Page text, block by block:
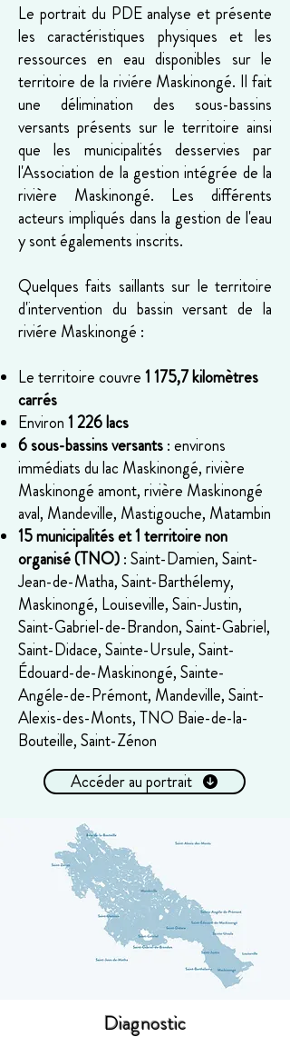
Le portrait du PDE analyse et présente
les caractéristiques physiques et les
ressources en eau disponibles sur le
territoire de la riviére Maskinongé. Il fait
une délimination des sous-bassins
versants présents sur le territoire ainsi
que les municipalités desservies par
l'Association de la gestion intégrée de la
rivière Maskinongé. Les différents
acteurs impliqués dans la gestion de l'eau
y sont égalements inscrits.
Quelques faits saillants sur le territoire
d'intervention du bassin versant de la
riviére Maskinongé :
Le territoire couvre1 175,7 kilomètres
carrés
Environ1 226 lacs
6 sous-bassins versants: environs
immédiats du lac Maskinongé, rivière
Maskinongé amont, rivière Maskinongé
aval, Mandeville, Mastigouche, Matambin
15 municipalités et 1 territoire non
organisé (TNO): Saint-Damien, Saint-
Jean-de-Matha, Saint-Barthélemy,
Maskinongé, Louiseville, Sain-Justin,
Saint-Gabriel-de-Brandon, Saint-Gabriel,
Saint-Didace, Sainte-Ursule, Saint-
Édouard-de-Maskinongé, Sainte-
Angéle-de-Prémont, Mandeville, Saint-
Alexis-des-Monts, TNO Baie-de-la-
Bouteille, Saint-Zénon
Accéder au portrait
Diagnostic